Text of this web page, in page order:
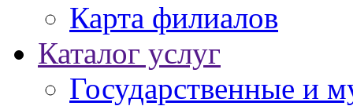
Карта филиалов
Каталог услуг
Государственные и